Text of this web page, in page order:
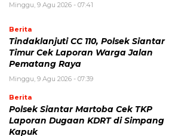
Minggu, 9 Agu 2026 - 07:41
Berita
Tindaklanjuti CC 110, Polsek Siantar
Timur Cek Laporan Warga Jalan
Pematang Raya
Minggu, 9 Agu 2026 - 07:39
Berita
Polsek Siantar Martoba Cek TKP
Laporan Dugaan KDRT di Simpang
Kapuk